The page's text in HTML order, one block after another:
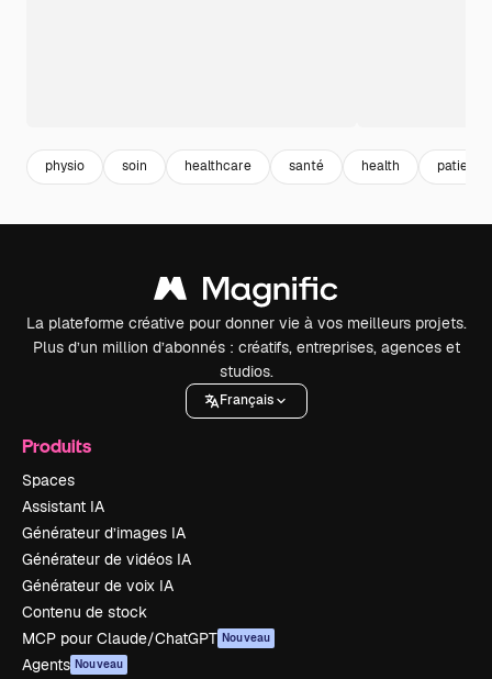
physio soin healthcare santé health patient
La plateforme créative pour donner vie à vos meilleurs projets.
Plus d’un million d’abonnés : créatifs, entreprises, agences et
studios.
Français
Produits
Spaces
Assistant IA
Générateur d’images IA
Générateur de vidéos IA
Générateur de voix IA
Contenu de stock
MCP pour Claude/ChatGPT Nouveau
Agents Nouveau